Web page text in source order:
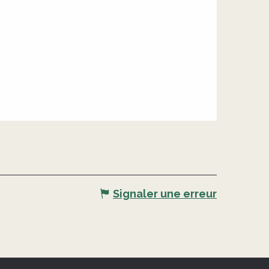
Signaler une erreur